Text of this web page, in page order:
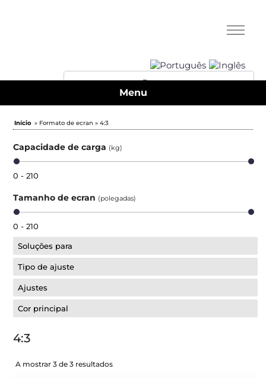
Menu
Início » Formato de ecran » 4:3
Capacidade de carga (kg)
0 - 210
Tamanho de ecran (polegadas)
0 - 210
Soluções para
Tipo de ajuste
Ajustes
Cor principal
4:3
A mostrar 3 de 3 resultados